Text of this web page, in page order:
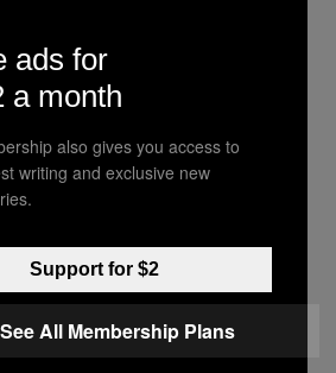
Nτροπιαστικές Φάσεις
Μάλλον Έχεις Περάσει
Σκοπεύει να Φτιάξει
Δέρμα του Alexander
YANG
ads for
a month
also gives you access to
writing and exclusive new
Support for $2
See All Membership Plans